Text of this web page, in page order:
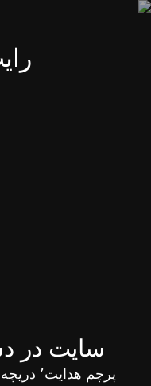
سایت در
پرچم هدایت٬ دریچه ای برای شناخت حق از باطل